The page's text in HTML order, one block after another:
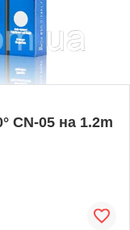
CN-05 на 1.2m